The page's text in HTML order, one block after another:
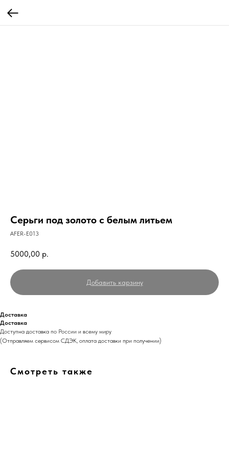
Серьги под золото с белым литьем
AFER-E013
5000,00 р.
Добавить карзину
Доставка
Доставка
Доступна доставка по России и всему миру
(Отправляем сервисом СДЭК, оплата доставки при получении)
Смотреть также